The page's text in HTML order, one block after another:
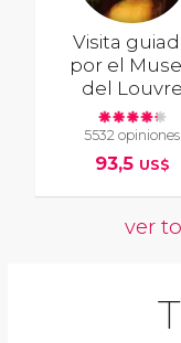
Visita
por el
del Louvre
5532 opiniones
93,5 US$
ver